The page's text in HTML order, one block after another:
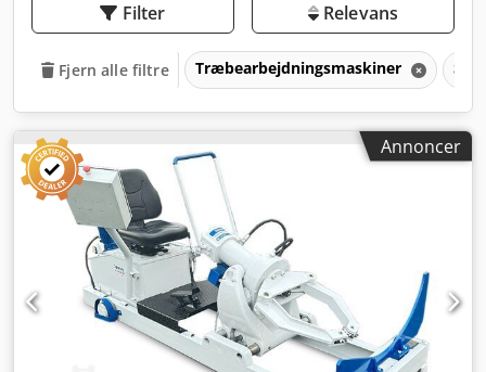
Filter Relevans
Fjern alle filtre Træbearbejdningsmaskiner
Annoncer